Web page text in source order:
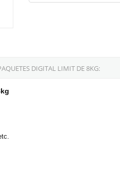
DIGITAL LIMIT DE 8KG: